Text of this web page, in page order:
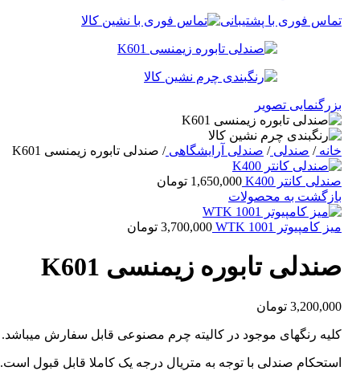
تماس فوری با پشتیبانی
بزرگنمایی تصویر
خانه/ صندلی/ صندلی آرایشگاهی/ صندلی تابوره زیمنسی K601
صندلی کانتر K400 1,650,000 تومان
بازگشت به محصولات
میز کامپیوتر WTK 1001 3,700,000 تومان
صندلی تابوره زیمنسی K601
3,200,000 تومان
کلیه رنگهای موجود در کالیته چرم مصنوعی قابل سفارش میباشد.
استحکام صندلی با توجه به متریال درجه یک کاملا قابل قبول است.